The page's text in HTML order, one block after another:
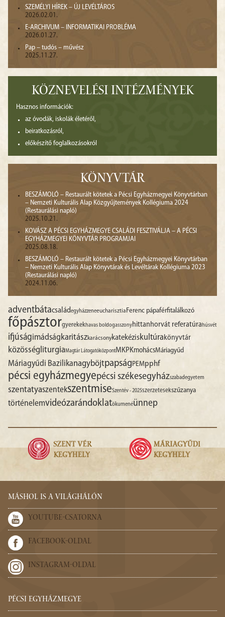
SZEMÉLYI HÍREK – ÚJ LEVÉLTÁROS
2026.02.01.
E-ARCHIVUM – INFORMATIKAI PROBLÉMA
2026.01.27.
Pap – tudós – művész
2025.11.27.
KÖZNEVELÉSI INTÉZMÉNYEK
Hasznos információk:
az óvodák, iskolák életéről,
beiratkozásról,
előkészítő foglalkozásokról
KÖNYVTÁR
BESZÁMOLÓ – Restaurált kötetek a Pécsi Egyházmegyei Könyvtárban
– Nemzeti Kulturális Alap Közgyűjtemények Kollégiuma 2024
(Restaurálási napló)
2025.10.21.
KOVÁSZ A PÉCSI EGYHÁZMEGYE CSALÁDI FESZTIVÁLJA – A PÉCSI
EGYHÁZMEGYEI KÖNYVTÁR PROGRAMJAI
2025.08.18.
BESZÁMOLÓ – Restaurált kötetek a Pécsi Egyházmegyei Könyvtárban
– Nemzeti Kulturális Alap Könyvtárak és Levéltárak Kollégiuma 2023
(Restaurálási napló)
2024.11.06.
adventbátacsaládegyházzeneeucharisztia Ferenc pápaférfitalálkozó
főpásztorgyerekekhavas boldogasszonyhittanhorvát referatúrahúsvét
ifjúságimádságkaritászkarácsonykatekéziskultúra könyvtár
közösség liturgiaMagtár LátogatóközpontMKPKmohácsMáriagyűd
Máriagyűdi BazilikanagyböjtpapságPEMpphf
pécsi egyházmegyepécsi székesegyházszabadegyetem
szentatyaszentekszentmiseSzentév - 2025szerzetesekszűzanya
történelemvideózarándoklatökumenéünnep
MÁSHOL IS A VILÁGHÁLÓN
YOUTUBE-CSATORNA
FACEBOOK-OLDAL
INSTAGRAM-OLDAL
PÉCSI EGYHÁZMEGYE